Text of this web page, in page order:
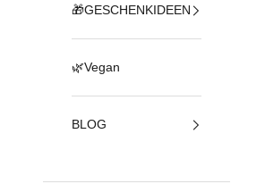
🎁GESCHENKIDEEN
🌿Vegan
BLOG